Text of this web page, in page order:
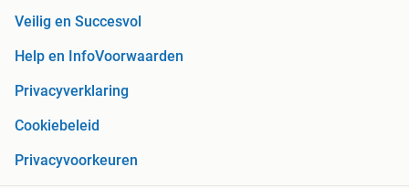
Veilig en Succesvol
Help en InfoVoorwaarden
Privacyverklaring
Cookiebeleid
Privacyvoorkeuren